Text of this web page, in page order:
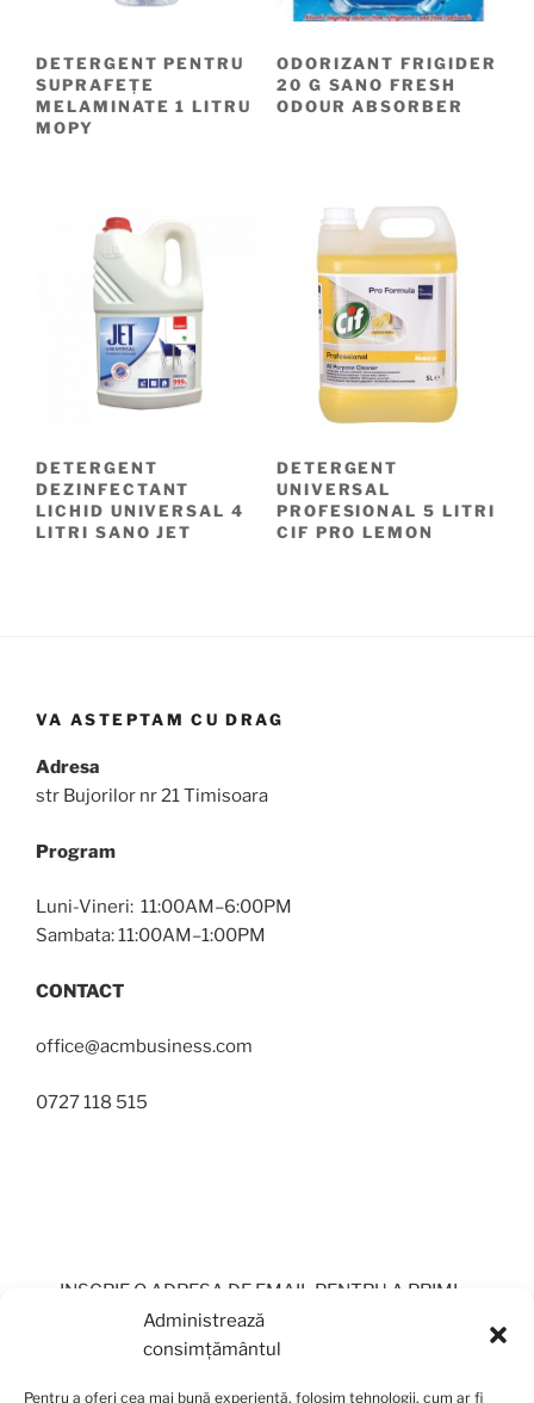
Administrează
consimțământul
Pentru a oferi cea mai bună experiență, folosim tehnologii, cum ar fi
DETERGENT PENTRU
SUPRAFEȚE
MELAMINATE 1 LITRU
MOPY
ODORIZANT FRIGIDER
20 G SANO FRESH
ODOUR ABSORBER
DETERGENT
DEZINFECTANT
LICHID UNIVERSAL 4
LITRI SANO JET
DETERGENT
UNIVERSAL
PROFESIONAL 5 LITRI
CIF PRO LEMON
VA ASTEPTAM CU DRAG
Adresa
str Bujorilor nr 21 Timisoara
Program
Luni-Vineri: 11:00AM–6:00PM
Sambata: 11:00AM–1:00PM
CONTACT
office@acmbusiness.com
0727 118 515
INSCRIE O ADRESA DE EMAIL PENTRU A PRIMI
PERIODIC OFERTE